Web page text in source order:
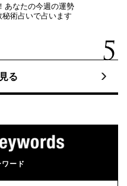
あなたの今週の運勢
秘術占いで占います
る
ード